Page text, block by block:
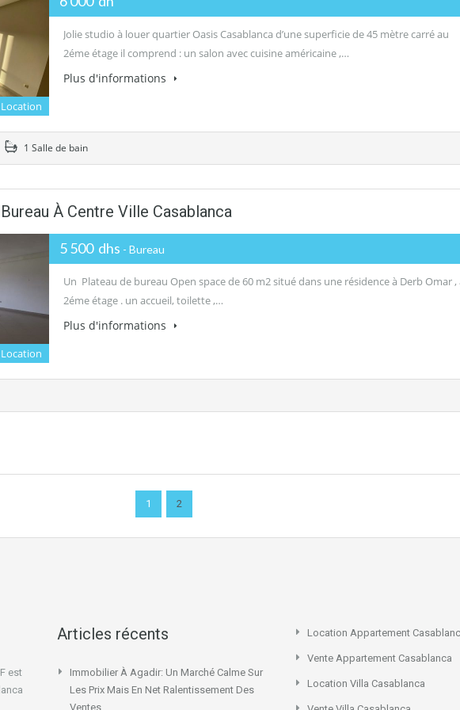
Location
Jolie studio à louer quartier Oasis Casablanca d’une superficie de 45 mètre carré au
2éme étage il comprend : un salon avec cuisine américaine ,…
Plus d'informations
1 Salle de bain
À Centre Ville Casablanca
Location
5 500 dhs - Bureau
Un Plateau de bureau Open space de 60 m2 situé dans une résidence à Derb Omar ,
2éme étage . un accueil, toilette ,…
Plus d'informations
1 2
est
Articles récents
Immobilier À Agadir: Un Marché Calme Sur
Les Prix Mais En Net Ralentissement Des
Ventes
Location Appartement
Vente Appartement Casablanca
Location Villa Casablanca